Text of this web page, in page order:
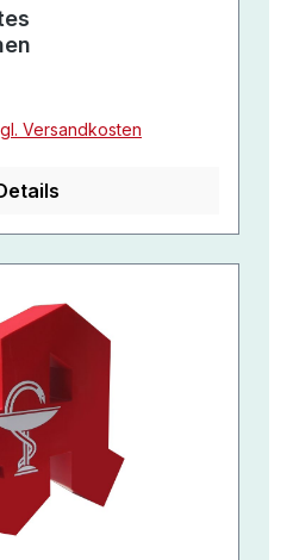
Versandkosten